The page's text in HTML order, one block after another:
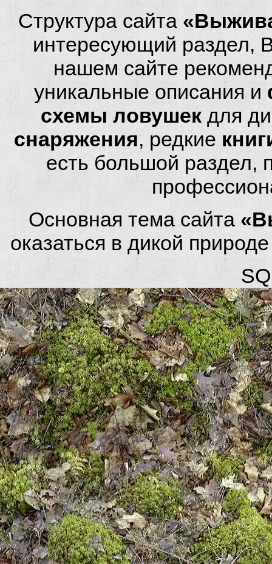
Структура сайта
интересующий раздел,
нашем сайте
уникальные описания и
схемы ловушек для
снаряжения, редкие
есть большой
Основная тема сайта
оказаться в дикой